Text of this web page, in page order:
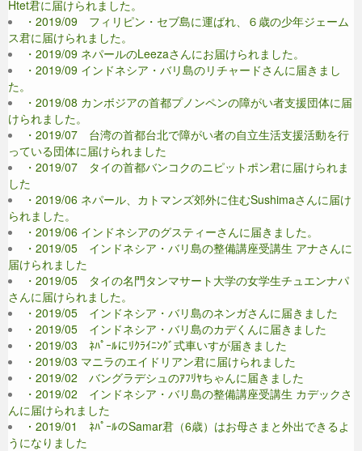
Htet君に届けられました。
・2019/09 フィリピン・セブ島に運ばれ、６歳の少年ジェーム
ス君に届けられました。
・2019/09 ネパールのLeezaさんにお届けられました。
・2019/09 インドネシア・バリ島のリチャードさんに届きまし
た。
・2019/08 カンボジアの首都プノンペンの障がい者支援団体に届
けられました。
・2019/07 台湾の首都台北で障がい者の自立生活支援活動を行
っている団体に届けられました
・2019/07 タイの首都バンコクのニピットポン君に届けられま
した
・2019/06 ネパール、カトマンズ郊外に住むSushimaさんに届け
られました。
・2019/06 インドネシアのグスティーさんに届きました。
・2019/05 インドネシア・バリ島の整備講座受講生 アナさんに
届けられました
・2019/05 タイの名門タンマサート大学の女学生チュエンナパ
さんに届けられました。
・2019/05 インドネシア・バリ島のネンガさんに届きました
・2019/05 インドネシア・バリ島のカデくんに届きました
・2019/03 ﾈﾊﾟｰﾙにﾘｸﾗｲﾆﾝｸﾞ式車いすが届きました
・2019/03 マニラのエイドリアン君に届けられました
・2019/02 バングラデシュのｱﾌﾘﾔちゃんに届きました
・2019/02 インドネシア・バリ島の整備講座受講生 カデックさ
んに届けられました
・2019/01 ﾈﾊﾟｰﾙのSamar君（6歳）はお母さまと外出できるよ
うになりました